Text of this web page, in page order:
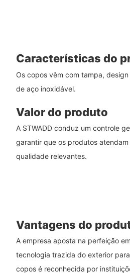
Características do
Os copos vêm com tampa,
de aço inoxidável.
Valor do produto
A STWADD conduz um controle
garantir que os produtos
qualidade relevantes.
Vantagens do
A empresa aposta na perfeição
tecnologia trazida do exterior
copos é reconhecida por